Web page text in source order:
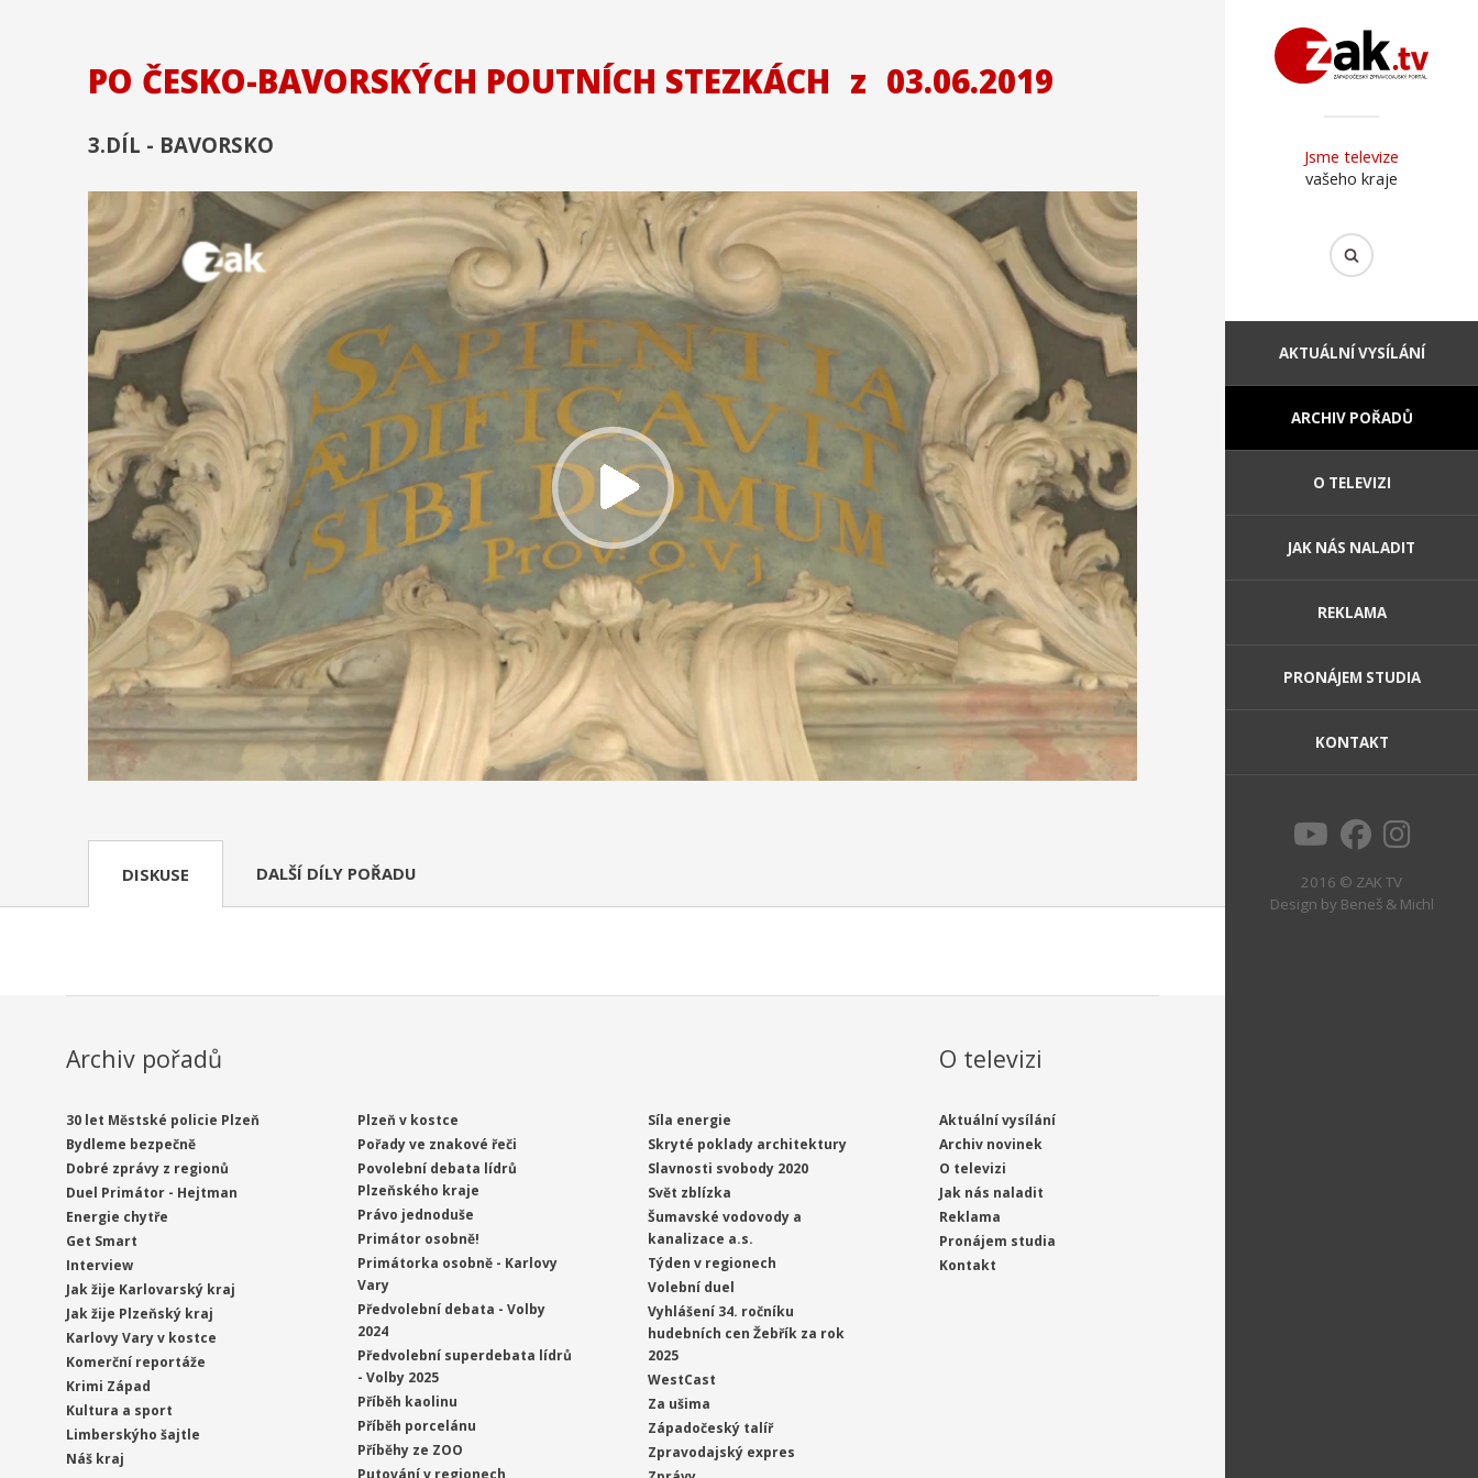
Jsme televize
vašeho kraje
AKTUÁLNÍ VYSÍLÁNÍ
ARCHIV POŘADŮ
O TELEVIZI
JAK NÁS NALADIT
REKLAMA
PRONÁJEM STUDIA
KONTAKT
2016 © ZAK TV
Design by Beneš & Michl
PO ČESKO-BAVORSKÝCH POUTNÍCH STEZKÁCH z 03.06.2019
3.DÍL - BAVORSKO
DISKUSE DALŠÍ DÍLY POŘADU
Archiv pořadů
30 let Městské policie Plzeň
Bydleme bezpečně
Dobré zprávy z regionů
Duel Primátor - Hejtman
Energie chytře
Get Smart
Interview
Jak žije Karlovarský kraj
Jak žije Plzeňský kraj
Karlovy Vary v kostce
Komerční reportáže
Krimi Západ
Kultura a sport
Limberskýho šajtle
Náš kraj
Plzeň v kostce
Pořady ve znakové řeči
Povolební debata lídrů
Plzeňského kraje
Právo jednoduše
Primátor osobně!
Primátorka osobně - Karlovy
Vary
Předvolební debata - Volby
2024
Předvolební superdebata lídrů
- Volby 2025
Příběh kaolinu
Příběh porcelánu
Příběhy ze ZOO
Síla energie
Skryté poklady architektury
Slavnosti svobody 2020
Svět zblízka
Šumavské vodovody a
kanalizace a.s.
Týden v regionech
Volební duel
Vyhlášení 34. ročníku
hudebních cen Žebřík za rok
2025
WestCast
Za ušima
Západočeský talíř
Zpravodajský expres
O televizi
Aktuální vysílání
Archiv novinek
O televizi
Jak nás naladit
Reklama
Pronájem studia
Kontakt